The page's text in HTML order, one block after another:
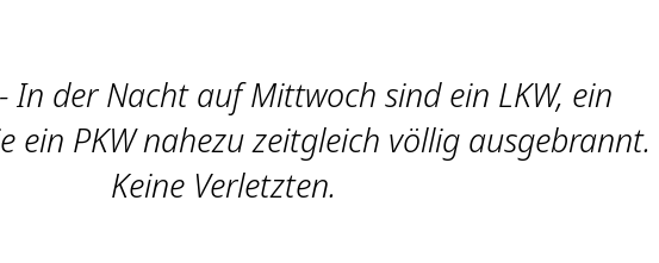
In der Nacht auf Mittwoch sind ein LKW, ein
ein PKW nahezu zeitgleich völlig ausgebrannt.
Keine Verletzten.